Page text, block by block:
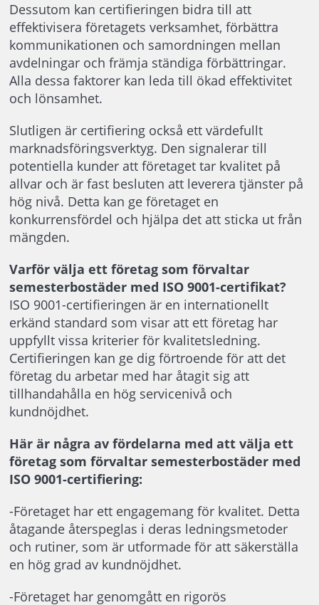
Dessutom kan certifieringen bidra till att
effektivisera företagets verksamhet, förbättra
kommunikationen och samordningen mellan
avdelningar och främja ständiga förbättringar.
Alla dessa faktorer kan leda till ökad effektivitet
och lönsamhet.
Slutligen är certifiering också ett värdefullt
marknadsföringsverktyg. Den signalerar till
potentiella kunder att företaget tar kvalitet på
allvar och är fast besluten att leverera tjänster på
hög nivå. Detta kan ge företaget en
konkurrensfördel och hjälpa det att sticka ut från
mängden.
Varför välja ett företag som förvaltar
semesterbostäder med ISO 9001-certifikat?
ISO 9001-certifieringen är en internationellt
erkänd standard som visar att ett företag har
uppfyllt vissa kriterier för kvalitetsledning.
Certifieringen kan ge dig förtroende för att det
företag du arbetar med har åtagit sig att
tillhandahålla en hög servicenivå och
kundnöjdhet.
Här är några av fördelarna med att välja ett
företag som förvaltar semesterbostäder med
ISO 9001-certifiering:
-Företaget har ett engagemang för kvalitet. Detta
åtagande återspeglas i deras ledningsmetoder
och rutiner, som är utformade för att säkerställa
en hög grad av kundnöjdhet.
-Företaget har genomgått en rigorös